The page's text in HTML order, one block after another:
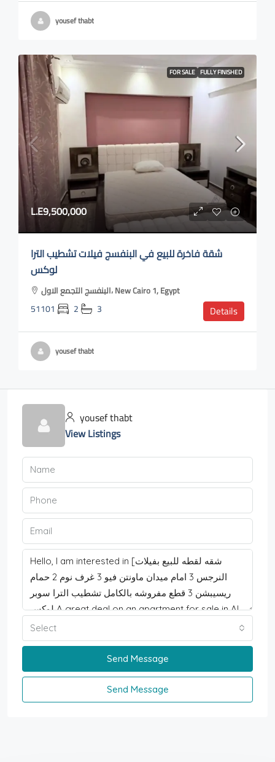
yousef thabt
FOR SALE FULLY FINISHED
L.E9,500,000
شقة فاخرة للبيع في البنفسج فيلات تشطيب الترا
لوكس
البنفسج التجمع الاول، New Cairo 1, Egypt
51101 2 3 Details
yousef thabt
yousef thabt
View Listings
Select
Send Message
Send Message